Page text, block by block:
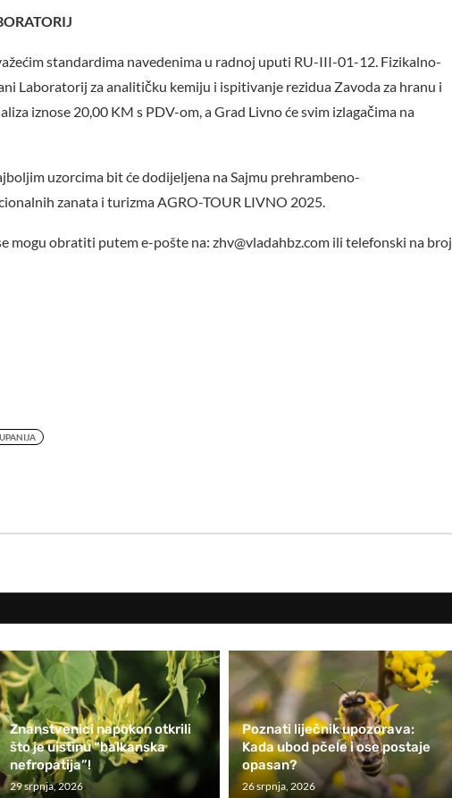
standardima navedenima u radnoj uputi RU-III-01-12. Fizikalno-
Laboratorij za analitičku kemiju i ispitivanje rezidua Zavoda za hranu i
iznose 20,00 KM s PDV-om, a Grad Livno će svim izlagačima na
uzorcima bit će dodijeljena na Sajmu prehrambeno-
zanata i turizma AGRO-TOUR LIVNO 2025.
mogu obratiti putem e-pošte na: zhv@vladahbz.com ili telefonski na broj
Znanstvenici napokon otkrili
što je uistinu “balkanska
nefropatija”!
29 srpnja, 2026
Poznati liječnik upozorava:
Kada ubod pčele i ose postaje
opasan?
26 srpnja, 2026